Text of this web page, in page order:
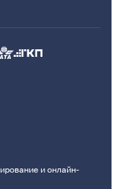
и онлайн-